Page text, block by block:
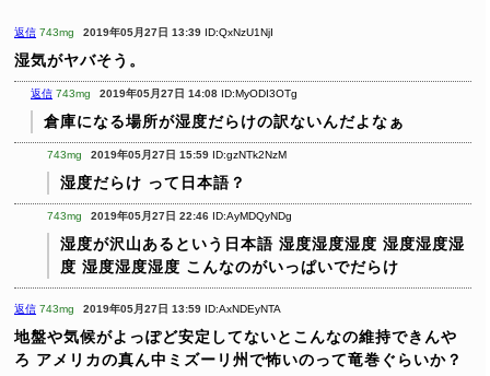
返信 743mg 2019年05月27日 13:39 ID:QxNzU1NjI
湿気がヤバそう。
返信 743mg 2019年05月27日 14:08 ID:MyODI3OTg
倉庫になる場所が湿度だらけの訳ないんだよなぁ
743mg 2019年05月27日 15:59 ID:gzNTk2NzM
湿度だらけ って日本語？
743mg 2019年05月27日 22:46 ID:AyMDQyNDg
湿度が沢山あるという日本語 湿度湿度湿度 湿度湿度湿
度 湿度湿度湿度 こんなのがいっぱいでだらけ
返信 743mg 2019年05月27日 13:59 ID:AxNDEyNTA
地盤や気候がよっぽど安定してないとこんなの維持できんや
ろ アメリカの真ん中ミズーリ州で怖いのって竜巻ぐらいか？